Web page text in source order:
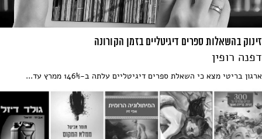
זינוק בהשאלות ספרים דיגיטליים בזמן הקורונה
דפנה רופין
ארגון בריטי מצא כי השאלת ספרים דיגיטליים עלתה ב-146% ממרץ עד...